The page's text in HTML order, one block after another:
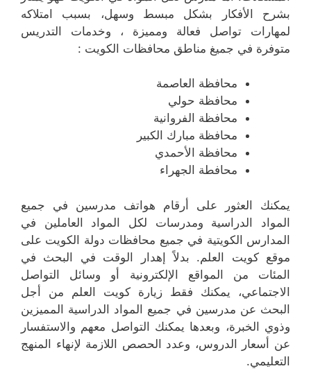
بشرح الأفكار بشكل مبسط وسهل، بسبب امتلاكه
لمهارات تواصل فعالة ومميزة ، وخدمات التدريس
متوفرة في جميغ مناطق محافظات الكويت :
محافظة العاصمة
محافظة حولي
محافظة الفروانية
محافظة مبارك الكبير
محافظة الأحمدي
محافطة الجهراء
يمكنك العثور على أرقام هواتف مدرسين في جميع
المواد الدراسية ومدرسات لكل المواد العاملين في
المدارس الكويتية في جميع محافظات دولة الكويت على
موقع كويت العلم. بدلاً إهدار الوقت في البحث في
المئات من المواقع الإلكترونية أو وسائل التواصل
الاجتماعي، يمكنك فقط زيارة كويت العلم من أجل
البحث عن مدرسين في جميع المواد الدراسية المميزين
وذوي الخبرة، وبعدها يمكنك التواصل معهم والاستفسار
عن أسعار الدروس، وعدد الحصص اللازمة لإنهاء المنهج
التعليمي.